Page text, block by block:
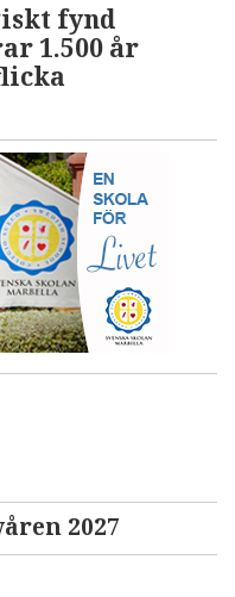
fynd
1.500 år
2027